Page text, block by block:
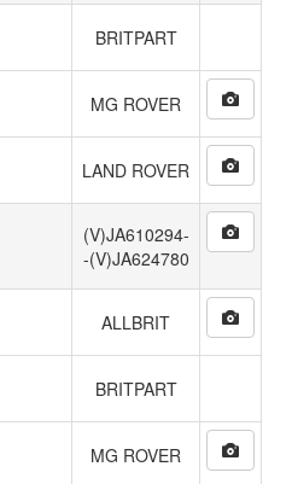
BRITPART
MG ROVER
LAND ROVER
(V)JA610294-
-(V)JA624780
ALLBRIT
BRITPART
MG ROVER